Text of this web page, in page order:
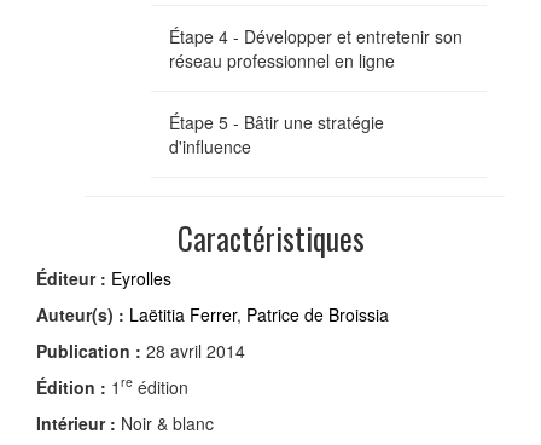
Étape 4 - Développer et entretenir son
réseau professionnel en ligne
Étape 5 - Bâtir une stratégie
d'influence
Caractéristiques
Éditeur : Eyrolles
Auteur(s) : Laëtitia Ferrer, Patrice de Broissia
Publication : 28 avril 2014
Édition : 1 re édition
Intérieur : Noir & blanc